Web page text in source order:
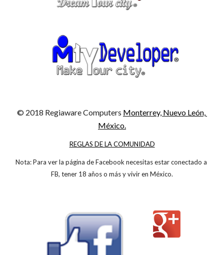
© 2018 Regiaware Computers Monterrey, Nuevo León,
México.
REGLAS DE LA COMUNIDAD
Nota: Para ver la página de Facebook necesitas estar conectado a
FB, tener 18 años o más y vivir en México.